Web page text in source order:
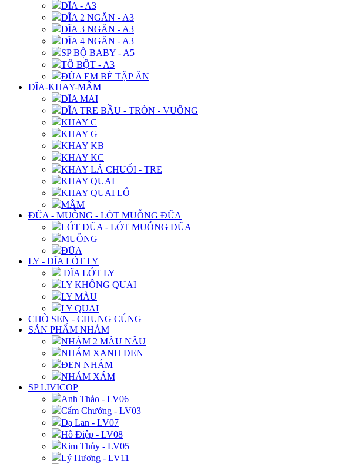
DĨA - A3
DĨA 2 NGĂN - A3
DĨA 3 NGĂN - A3
DĨA 4 NGĂN - A3
SP BỘ BABY - A5
TÔ BỘT - A3
ĐŨA EM BÉ TẬP ĂN
DĨA-KHAY-MÂM
DĨA MAI
DĨA TRE BẦU - TRÒN - VUÔNG
KHAY C
KHAY G
KHAY KB
KHAY KC
KHAY LÁ CHUỐI - TRE
KHAY QUAI
KHAY QUAI LỖ
MÂM
ĐŨA - MUỖNG - LÓT MUỖNG ĐŨA
LÓT ĐŨA - LÓT MUỖNG ĐŨA
MUỖNG
ĐŨA
LY - DĨA LÓT LY
DĨA LÓT LY
LY KHÔNG QUAI
LY MÀU
LY QUAI
CHÒ SEN - CHUNG CÚNG
SẢN PHẨM NHÁM
NHÁM 2 MÀU NÂU
NHÁM XANH ĐEN
ĐEN NHÁM
NHÁM XÁM
SP LIVICOP
Anh Thảo - LV06
Cẩm Chướng - LV03
Dạ Lan - LV07
Hồ Điệp - LV08
Kim Thủy - LV05
Lý Hương - LV11